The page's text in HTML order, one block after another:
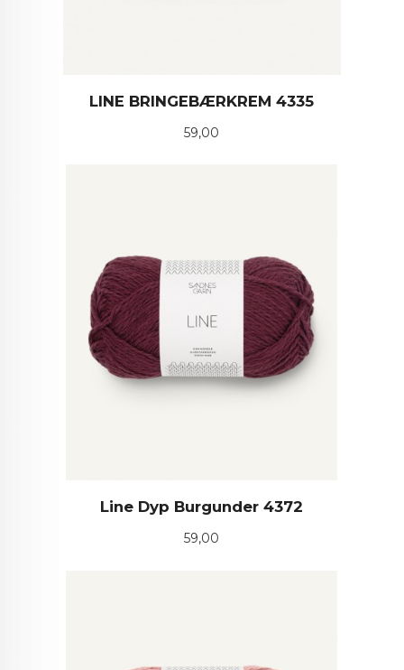
LINE BRINGEBÆRKREM 4335
Pris
59,00
Line Dyp Burgunder 4372
Pris
59,00